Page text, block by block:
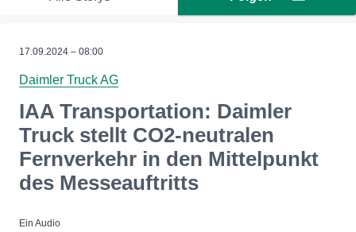
17.09.2024 – 08:00
Daimler Truck AG
IAA Transportation: Daimler
Truck stellt CO2-neutralen
Fernverkehr in den Mittelpunkt
des Messeauftritts
Ein Audio